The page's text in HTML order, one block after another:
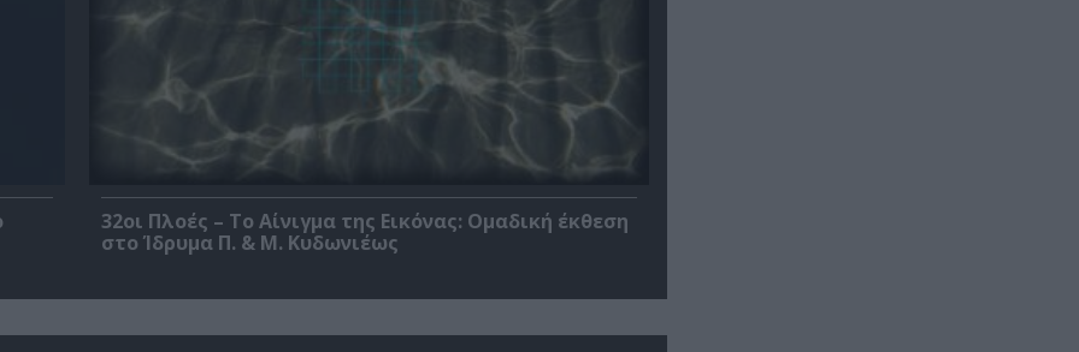
32οι Πλοές – Το Αίνιγμα της Εικόνας: Ομαδική έκθεση
στο Ίδρυμα Π. & Μ. Κυδωνιέως